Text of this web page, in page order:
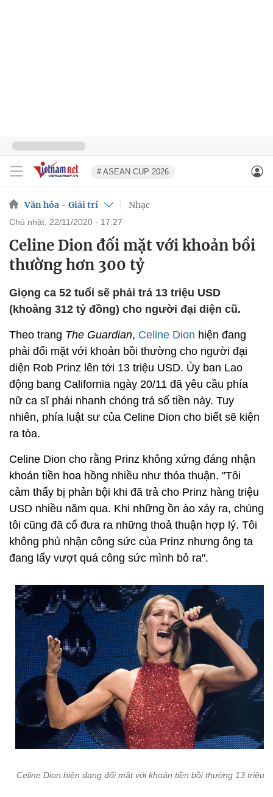
# ASEAN CUP 2026
Văn hóa - Giải trí Nhạc
chủ nhật, 22/11/2020 - 17:27
Celine Dion đối mặt với khoản bồi
thường hơn 300 tỷ
Giọng ca 52 tuổi sẽ phải trả 13 triệu USD
(khoảng 312 tỷ đồng) cho người đại diện cũ.
Theo trang The Guardian, Celine Dion hiện đang
phải đối mặt với khoản bồi thường cho người đại
diện Rob Prinz lên tới 13 triệu USD. Ủy ban Lao
động bang California ngày 20/11 đã yêu cầu phía
nữ ca sĩ phải nhanh chóng trả số tiền này. Tuy
nhiên, phía luật sư của Celine Dion cho biết sẽ kiện
ra tòa.
Celine Dion cho rằng Prinz không xứng đáng nhận
khoản tiền hoa hồng nhiều như thỏa thuận. "Tôi
cảm thấy bị phản bội khi đã trả cho Prinz hàng triệu
USD nhiều năm qua. Khi những ồn ào xảy ra, chúng
tôi cũng đã cố đưa ra những thoả thuận hợp lý. Tôi
không phủ nhận công sức của Prinz nhưng ông ta
đang lấy vượt quá công sức mình bỏ ra".
Celine Dion hiện đang đối mặt với khoản tiền bồi thường 13 triệu